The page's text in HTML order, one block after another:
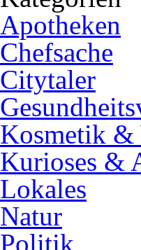
Apotheken
Chefsache
Citytaler
Kosmetik &
Kurioses &
Lokales
Natur
Politik